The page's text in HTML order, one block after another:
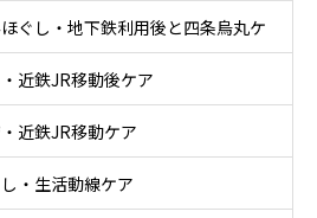
ぐし・地下鉄利用後と四条烏丸ケ
近鉄JR移動後ケア
近鉄JR移動ケア
・生活動線ケア